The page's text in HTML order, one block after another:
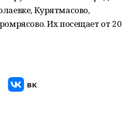
Курятмасово,
Их посещает от 20